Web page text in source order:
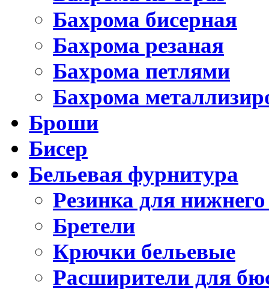
Бахрома бисерная
Бахрома резаная
Бахрома петлями
Бахрома
Броши
Бисер
Бельевая фурнитура
Резинка для
Бретели
Крючки бельевые
Расширители для